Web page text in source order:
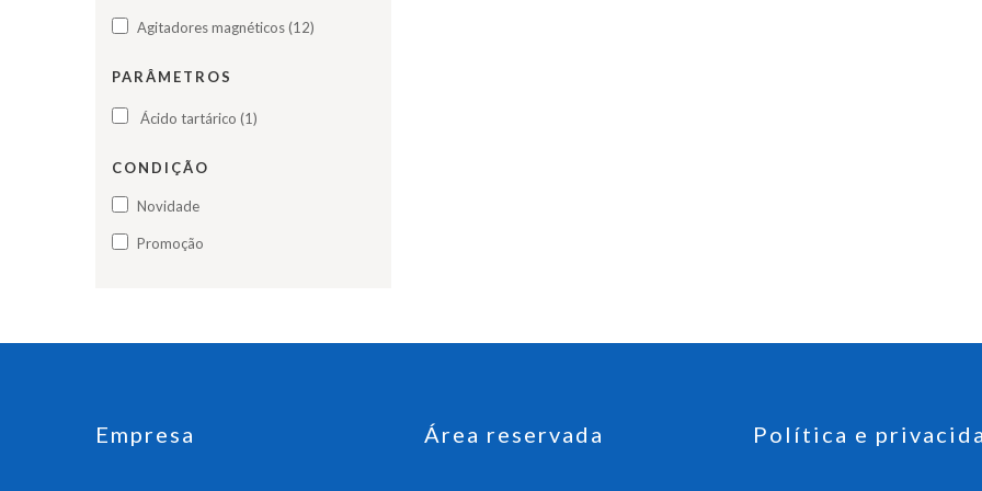
Agitadores magnéticos (12)
PARÂMETROS
Ácido tartárico (1)
CONDIÇÃO
Novidade
Promoção
Empresa Área reservada Política e